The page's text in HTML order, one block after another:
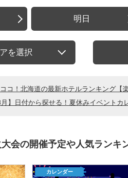
明日
を選択
コ！北海道の最新ホテルランキング【
月】日付から探せる！夏休みイベントカ
大会の開催予定や人気ランキ
カレンダー